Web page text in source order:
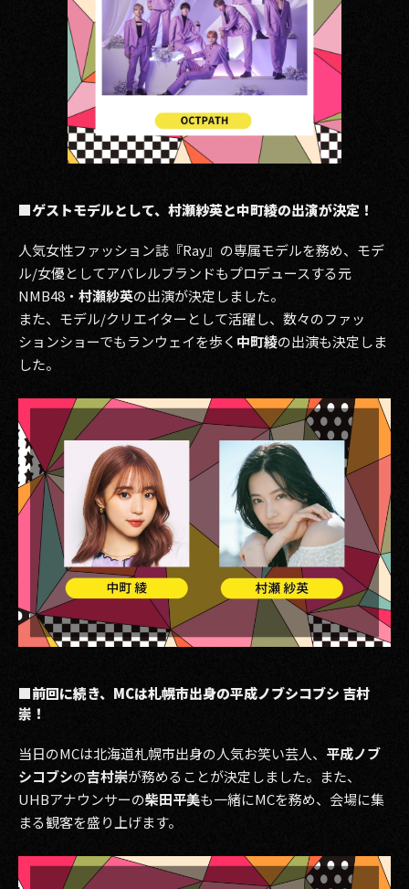
■ゲストモデルとして、村瀬紗英と中町綾の出演が決定！
人気女性ファッション誌『Ray』の専属モデルを務め、モデ
ル/女優としてアパレルブランドもプロデュースする元
NMB48・ 村瀬紗英の出演が決定しました。
また、モデル/クリエイターとして活躍し、数々のファッ
ションショーでもランウェイを歩く 中町綾の出演も決定しま
した。
■前回に続き、MCは札幌市出身の平成ノブシコブシ 吉村
崇！
当日のMCは北海道札幌市出身の人気お笑い芸人、 平成ノブ
シコブシの吉村崇が務めることが決定しました。また、
UHBアナウンサーの柴田平美も一緒にMCを務め、会場に集
まる観客を盛り上げます。